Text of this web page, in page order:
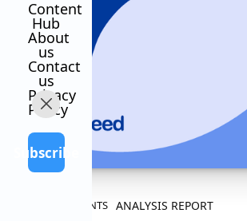
Content
Hub
About
us
Contact
us
Privacy
Policy
Subscribe
ALL CONTENTS ANALYSIS REPORT